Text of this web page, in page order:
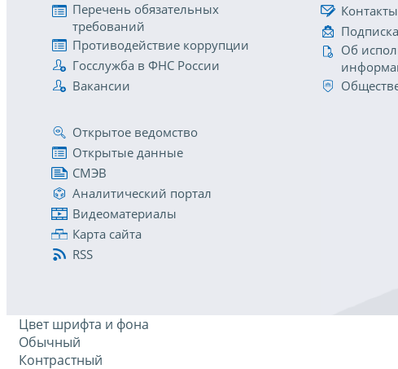
Перечень обязательных
требований
Противодействие коррупции
Госслужба в ФНС России
Вакансии
Контакты
Об
Открытое ведомство
Открытые данные
СМЭВ
Аналитический портал
Видеоматериалы
Карта сайта
RSS
Цвет шрифта и фона
Обычный
Контрастный